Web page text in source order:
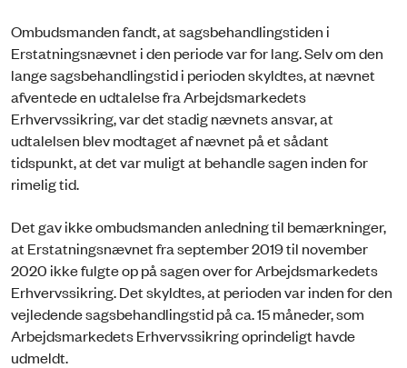
Ombudsmanden fandt, at sagsbehandlingstiden i
Erstatningsnævnet i den periode var for lang. Selv om den
lange sagsbehandlingstid i perioden skyldtes, at nævnet
afventede en udtalelse fra Arbejdsmarkedets
Erhvervssikring, var det stadig nævnets ansvar, at
udtalelsen blev modtaget af nævnet på et sådant
tidspunkt, at det var muligt at behandle sagen inden for
rimelig tid.
Det gav ikke ombudsmanden anledning til bemærkninger,
at Erstatningsnævnet fra september 2019 til november
2020 ikke fulgte op på sagen over for Arbejdsmarkedets
Erhvervssikring. Det skyldtes, at perioden var inden for den
vejledende sagsbehandlingstid på ca. 15 måneder, som
Arbejdsmarkedets Erhvervssikring oprindeligt havde
udmeldt.